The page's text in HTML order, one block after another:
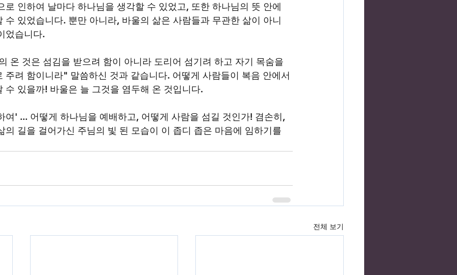
로 인하여 날마다 하나님을 생각할 수 있었고, 또한 하나님의 뜻 안에
수 있었습니다. 뿐만 아니라, 바울의 삶은 사람들과 무관한 삶이 아니
었습니다.
온 것은 섬김을 받으려 함이 아니라 도리어 섬기려 하고 자기 목숨을
주려 함이니라" 말씀하신 것과 같습니다. 어떻게 사람들이 복음 안에서
수 있을까! 바울은 늘 그것을 염두해 온 것입니다.
여' ... 어떻게 하나님을 예배하고, 어떻게 사람을 섬길 것인가! 겸손히,
의 길을 걸어가신 주님의 빛 된 모습이 이 좁디 좁은 마음에 임하기를
전체 보기